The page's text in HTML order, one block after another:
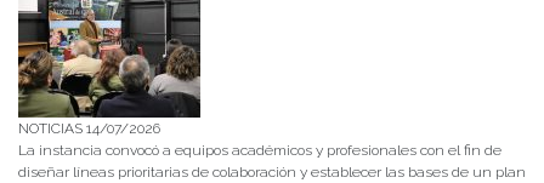
NOTICIAS 14/07/2026
La instancia convocó a equipos académicos y profesionales con el fin de
diseñar líneas prioritarias de colaboración y establecer las bases de un plan